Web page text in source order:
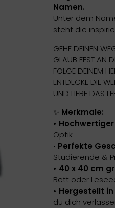
Namen.
Unter dem
steht die
GEHE DEINEN
GLAUB FEST AN
FOLGE DEINEM
ENTDECKE DIE
UND LIEBE DAS
✨ Merkmale:
•
Optik
• Perfekte
Studierende &
• 40 x 40 cm
Bett oder
• Hergestellt
du dich